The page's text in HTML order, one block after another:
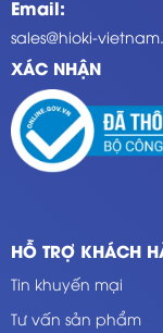
Email:
sales@hioki-
XÁC NHẬN
HỖ TRỢ KHÁCH
Tin khuyến mại
Tư vấn sản phẩm